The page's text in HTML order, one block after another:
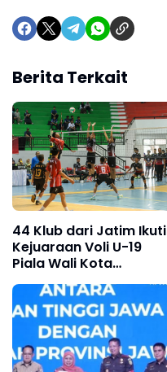
Berita Terkait
44 Klub dari Jatim Ikuti
Kejuaraan Voli U-19
Piala Wali Kota
Surabaya